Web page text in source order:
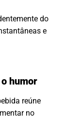
do
e
humor
reúne
no